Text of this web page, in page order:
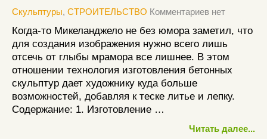
Скульптуры, СТРОИТЕЛЬСТВО Комментариев нет
Когда-то Микеланджело не без юмора заметил, что
для создания изображения нужно всего лишь
отсечь от глыбы мрамора все лишнее. В этом
отношении технология изготовления бетонных
скульптур дает художнику куда больше
возможностей, добавляя к теске литье и лепку.
Содержание: 1. Изготовление …
Читать далее...